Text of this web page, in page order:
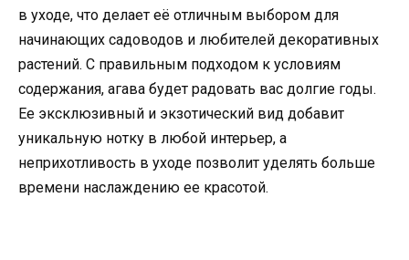
в уходе, что делает её отличным выбором для
начинающих садоводов и любителей декоративных
растений. С правильным подходом к условиям
содержания, агава будет радовать вас долгие годы.
Ее эксклюзивный и экзотический вид добавит
уникальную нотку в любой интерьер, а
неприхотливость в уходе позволит уделять больше
времени наслаждению ее красотой.